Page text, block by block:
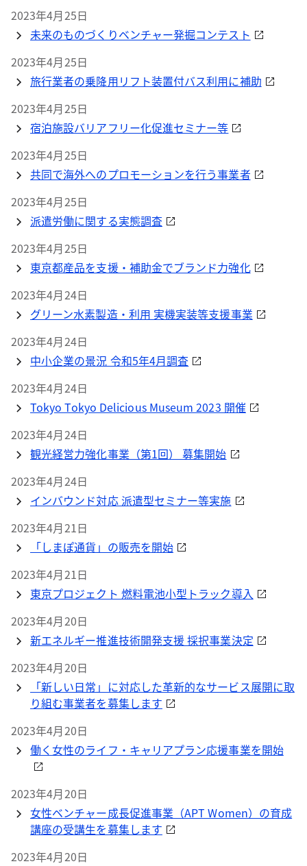
2023年4月25日
未来のものづくりベンチャー発掘コンテスト
2023年4月25日
旅行業者の乗降用リフト装置付バス利用に補助
2023年4月25日
宿泊施設バリアフリー化促進セミナー等
2023年4月25日
共同で海外へのプロモーションを行う事業者
2023年4月25日
派遣労働に関する実態調査
2023年4月25日
東京都産品を支援・補助金でブランド力強化
2023年4月24日
グリーン水素製造・利用 実機実装等支援事業
2023年4月24日
中小企業の景況 令和5年4月調査
2023年4月24日
Tokyo Tokyo Delicious Museum 2023 開催
2023年4月24日
観光経営力強化事業（第1回） 募集開始
2023年4月24日
インバウンド対応 派遣型セミナー等実施
2023年4月21日
「しまぽ通貨」の販売を開始
2023年4月21日
東京プロジェクト 燃料電池小型トラック導入
2023年4月20日
新エネルギー推進技術開発支援 採択事業決定
2023年4月20日
「新しい日常」に対応した革新的なサービス展開に取
り組む事業者を募集します
2023年4月20日
働く女性のライフ・キャリアプラン応援事業を開始
2023年4月20日
女性ベンチャー成長促進事業（APT Women）の育成
講座の受講生を募集します
2023年4月20日